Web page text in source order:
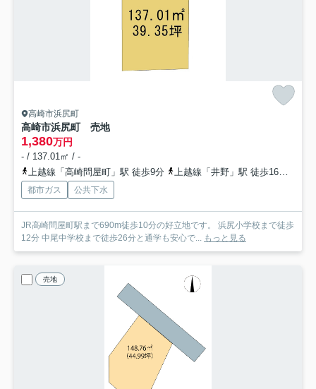
高崎市浜尻町
高崎市浜尻町 売地
1,380万円
- / 137.01㎡ / -
上越線「高崎問屋町」駅 徒歩9分
上越線「井野」駅 徒歩16分
都市ガス 公共下水
JR高崎問屋町駅まで690m徒歩10分の好立地です。 浜尻小学校まで徒歩
12分 中尾中学校まで徒歩26分と通学も安心で...
もっと見る
売地